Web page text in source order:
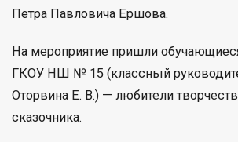
Петра Павловича Ершова.
На мероприятие пришли
ГКОУ НШ № 15 (классный
Оторвина Е. В.) — любители
сказочника.